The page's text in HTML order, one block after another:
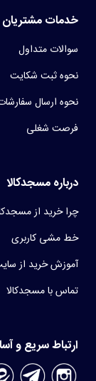
خدمات مشتریان
سوالات متداول
نحوه ثبت شکایت
نحوه ارسال
فرصت شغلی
درباره مسجدکالا
چرا خرید از
خط مشی کاربری
آموزش خرید از
تماس با مسجدکالا
ارتباط سریع و